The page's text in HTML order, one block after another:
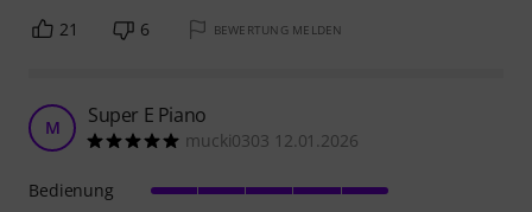
21 6 BEWERTUNG MELDEN
M Super E Piano
mucki0303 12.01.2026
Bedienung